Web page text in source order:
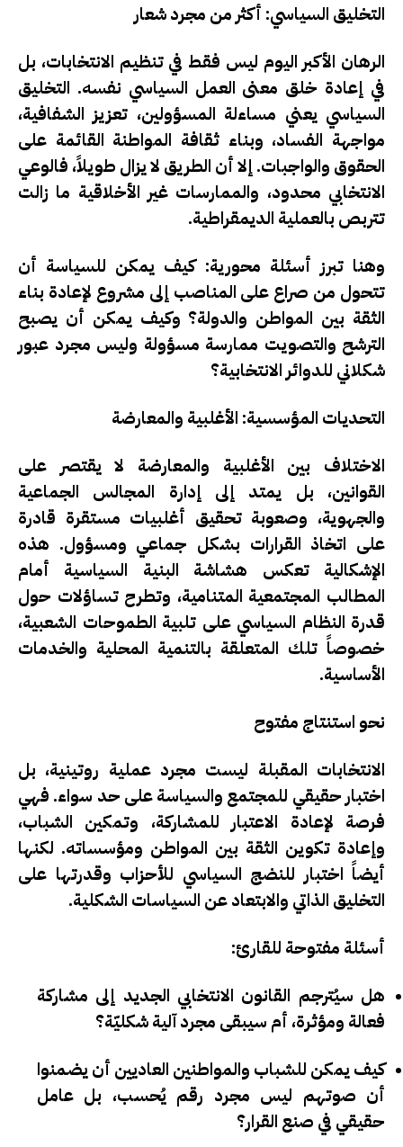
التخليق السياسي: أكثر من مجرد شعار
الرهان الأكبر اليوم ليس فقط في تنظيم الانتخابات، بل
في إعادة خلق معنى العمل السياسي نفسه. التخليق
السياسي يعني مساءلة المسؤولين، تعزيز الشفافية،
مواجهة الفساد، وبناء ثقافة المواطنة القائمة على
الحقوق والواجبات. إلا أن الطريق لا يزال طويلاً، فالوعي
الانتخابي محدود، والممارسات غير الأخلاقية ما زالت
تتربص بالعملية الديمقراطية.
وهنا تبرز أسئلة محورية: كيف يمكن للسياسة أن
تتحول من صراع على المناصب إلى مشروع لإعادة بناء
الثقة بين المواطن والدولة؟ وكيف يمكن أن يصبح
الترشح والتصويت ممارسة مسؤولة وليس مجرد عبور
شكلاني للدوائر الانتخابية؟
التحديات المؤسسية: الأغلبية والمعارضة
الاختلاف بين الأغلبية والمعارضة لا يقتصر على
القوانين، بل يمتد إلىإدارة المجالس الجماعية
والجهوية، وصعوبة تحقيق أغلبيات مستقرة قادرة
على اتخاذ القرارات بشكل جماعي ومسؤول. هذه
الإشكالية تعكس هشاشة البنية السياسية أمام
المطالب المجتمعية المتنامية، وتطرح تساؤلات حول
قدرة النظام السياسي على تلبية الطموحات الشعبية،
خصوصاً تلك المتعلقة بالتنمية المحلية والخدمات
الأساسية.
نحو استنتاج مفتوح
الانتخابات المقبلة ليست مجرد عملية روتينية، بل
اختبار حقيقي للمجتمع والسياسة على حد سواء. فهي
فرصة لإعادة الاعتبار للمشاركة، وتمكين الشباب،
وإعادة تكوين الثقة بين المواطن ومؤسساته. لكنها
أيضاً اختبار للنضج السياسي للأحزاب وقدرتها على
التخليق الذاتي والابتعاد عن السياسات الشكلية.
أسئلة مفتوحة للقارئ:
هل سيُترجم القانون الانتخابي الجديد إلى مشاركة
فعالة ومؤثرة، أم سيبقى مجرد آلية شكليّة؟
كيف يمكن للشباب والمواطنين العاديين أن يضمنوا
أن صوتهم ليس مجرد رقم يُحسب، بل عامل
حقيقي في صنع القرار؟